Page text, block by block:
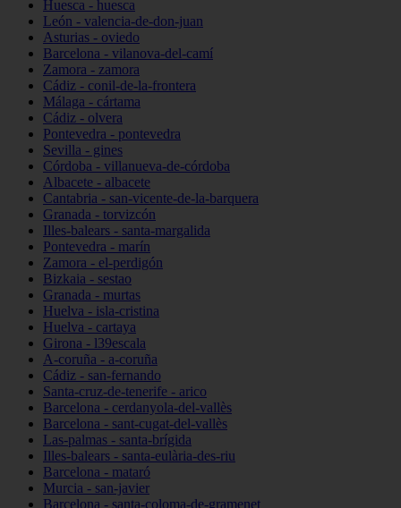
Huesca - huesca
León - valencia-de-don-juan
Asturias - oviedo
Barcelona - vilanova-del-camí
Zamora - zamora
Cádiz - conil-de-la-frontera
Málaga - cártama
Cádiz - olvera
Pontevedra - pontevedra
Sevilla - gines
Córdoba - villanueva-de-córdoba
Albacete - albacete
Cantabria - san-vicente-de-la-barquera
Granada - torvizcón
Illes-balears - santa-margalida
Pontevedra - marín
Zamora - el-perdigón
Bizkaia - sestao
Granada - murtas
Huelva - isla-cristina
Huelva - cartaya
Girona - l39escala
A-coruña - a-coruña
Cádiz - san-fernando
Santa-cruz-de-tenerife - arico
Barcelona - cerdanyola-del-vallès
Barcelona - sant-cugat-del-vallès
Las-palmas - santa-brígida
Illes-balears - santa-eulària-des-riu
Barcelona - mataró
Murcia - san-javier
Barcelona - santa-coloma-de-gramenet